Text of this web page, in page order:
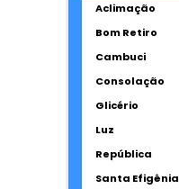
Aclimação
Bom Retiro
Cambuci
Consolação
Glicério
Luz
República
Santa Efigênia